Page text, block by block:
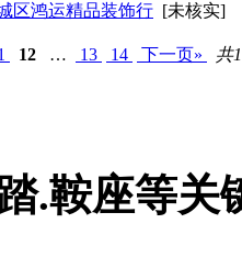
区鸿运精品装饰行 [未核实]
12 … 13 14 下一页» 共
.鞍座等关